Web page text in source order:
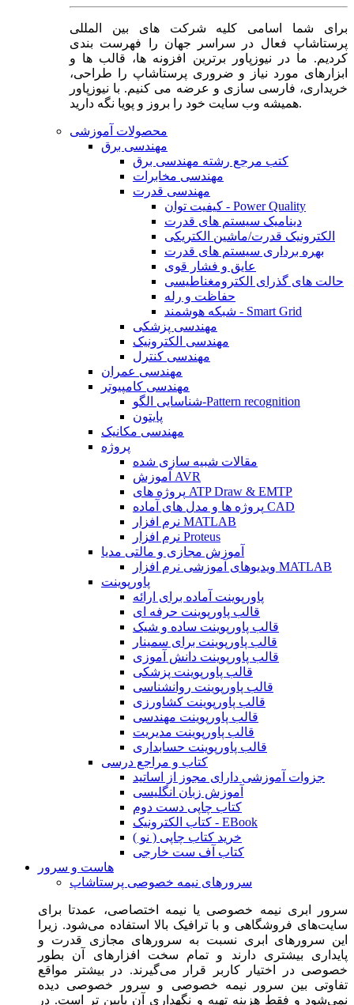
برای شما اسامی کلیه شرکت های بین المللی
پرستاشاپ فعال در سراسر جهان را فهرست بندی
کردیم. ما در نیوزپاور برترین افزونه ها، قالب ها و
ابزارهای مورد نیاز و ضروری پرستاشاپ را طراحی،
خریداری، فارسی سازی و عرضه می کنیم. با نیوزپاور
همیشه وب سایت خود را بروز و پویا نگه دارید.
محصولات آموزشی
مهندسی برق
کتب مرجع رشته مهندسی برق
مهندسی مخابرات
مهندسی قدرت
کیفیت توان - Power Quality
دینامیک سیستم های قدرت
الکترونیک قدرت/ماشین الکتریکی
بهره برداری سیستم های قدرت
عایق و فشار قوی
حالت های گذرای الکترومغناطیسی
حفاظت و رله
شبکه هوشمند - Smart Grid
مهندسی پزشکی
مهندسی الکترونیک
مهندسی کنترل
مهندسی عمران
مهندسی کامپیوتر
شناسایی الگو-Pattern recognition
پایتون
مهندسی مکانیک
پروژه
مقالات شبیه سازی شده
آموزش AVR
پروژه های ATP Draw & EMTP
پروژه ها و مدل های آماده CAD
نرم افزار MATLAB
نرم افزار Proteus
آموزش مجازی و مالتی مدیا
ویدیوهای آموزشی نرم افزار MATLAB
پاورپوینت
پاورپوینت آماده برای ارائه
قالب پاورپوینت حرفه ای
قالب پاورپوینت ساده و شیک
قالب پاورپوینت برای سمینار
قالب پاورپوینت دانش آموزی
قالب پاورپوینت پزشکی
قالب پاورپوینت روانشناسی
قالب پاورپوینت کشاورزی
قالب پاورپوینت مهندسی
قالب پاورپوینت مدیریت
قالب پاورپوینت حسابداری
کتاب و مراجع درسی
جزوات آموزشی دارای مجوز از اساتید
آموزش زبان انگلیسی
کتاب چاپی دست دوم
کتاب الکترونیک - EBook
خرید کتاب چاپی ( نو )
کتاب آف ست خارجی
هاست و سرور
سرورهای نیمه خصوصی پرستاشاپ
سرور ابری نیمه خصوصی یا نیمه اختصاصی، عمدتا برای
سایت‌های فروشگاهی و با ترافیک بالا استفاده می‌شود. زیرا
این سرورهای ابری نسبت به سرورهای مجازی قدرت و
پایداری بیشتری دارند و تمام سخت افزارهای آن بطور
خصوصی در اختیار کاربر قرار می‌گیرند. در بیشتر مواقع
تفاوتی بین سرور نیمه خصوصی و سرور خصوصی دیده
نمی‌شود و فقط هزینه تهیه و نگهداری آن پایین تر است. در